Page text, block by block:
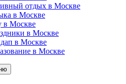
отдых в Москве
в Москве
в Москве
в Москве
в Москве
в Москве